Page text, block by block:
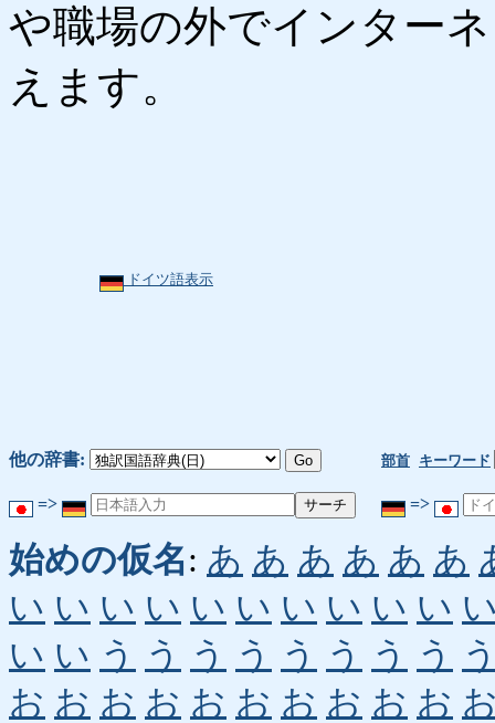
や職場の外でインター
えます。
ドイツ語表示
他の辞書: 部首 キーワード
=> =>
始めの仮名: あ あ あ あ あ あ
い い い い い い い い い い
い い う う う う う う う う
お お お お お お お お お お